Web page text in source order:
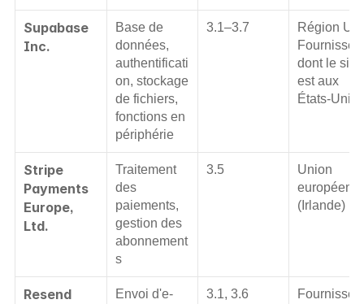
Supabase
Inc.
Base de
données,
authentificati
on, stockage
de fichiers,
fonctions en
périphérie
3.1–3.7
Région UE.
dont le
est aux
États-Unis.
Stripe
Payments
Europe,
Ltd.
Traitement
des
paiements,
gestion des
abonnement
s
3.5
Union
(Irlande)
Resend
Envoi d'e-
3.1, 3.6